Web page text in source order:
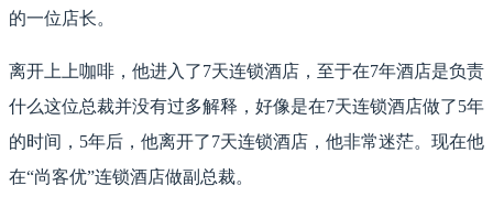
的一位店长。
离开上上咖啡，他进入了7天连锁酒店，至于在7年酒店是负责
什么这位总裁并没有过多解释，好像是在7天连锁酒店做了5年
的时间，5年后，他离开了7天连锁酒店，他非常迷茫。现在他
在“尚客优”连锁酒店做副总裁。